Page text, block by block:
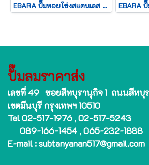
EBARA ปั๊มหอยโข่งสแตนเลส รุ่น 3D-50-125/2.2M ไฟ 220V กำลัง 3 แรงม้า ท่อ 2.5x2" ปั๊มน้ำ ปั๊มหอยโข่ง ของดีราคาถูก ที่นี่เท่านั้น รับประกัน 1 ปี
ปั๊มลมราคาส่ง
เลขที่ 49 ซอยสีหบุรานุกิจ 1 ถนนสีหบุ
เขตมีนบุรี กรุงเทพฯ 10510
Tel 02-517-1976 , 02-517-5243
089-166-1454 , 065-232-1888
E-mail : subtanyanan517@gmail.com